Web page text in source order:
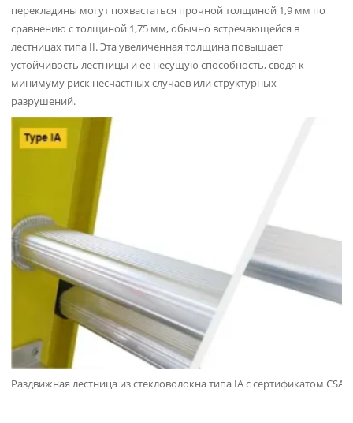
перекладины могут похвастаться прочной толщиной 1,9 мм по
сравнению с толщиной 1,75 мм, обычно встречающейся в
лестницах типа II. Эта увеличенная толщина повышает
устойчивость лестницы и ее несущую способность, сводя к
минимуму риск несчастных случаев или структурных
разрушений.
Раздвижная лестница из стекловолокна типа IA с сертификатом CSA